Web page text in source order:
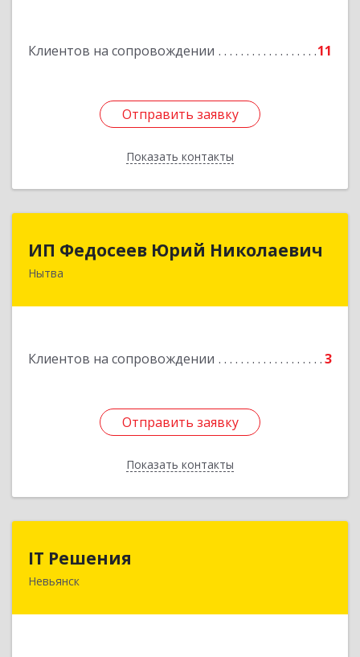
Клиентов на сопровождении 11
Отправить заявку
Показать контакты
Отправить заявку
Назад
ИП Федосеев Юрий Николаевич
Нытва
Клиентов на сопровождении 3
Отправить заявку
Показать контакты
ИП Федосеев Юрий Николаевич
Отправить заявку
Назад
IT Решения
Невьянск